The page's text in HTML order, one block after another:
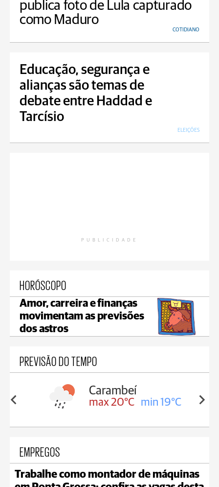
publica foto de Lula capturado
como Maduro
COTIDIANO
Educação, segurança e
alianças são temas de
debate entre Haddad e
Tarcísio
ELEIÇÕES
PUBLICIDADE
HORÓSCOPO
Amor, carreira e finanças
movimentam as previsões
dos astros
PREVISÃO DO TEMPO
19°C
Carambeí
max 20°C min 19°C
EMPREGOS
Trabalhe como montador de máquinas